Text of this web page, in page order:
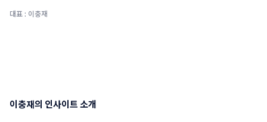
대표 : 이충재
이충재의 인사이트 소개